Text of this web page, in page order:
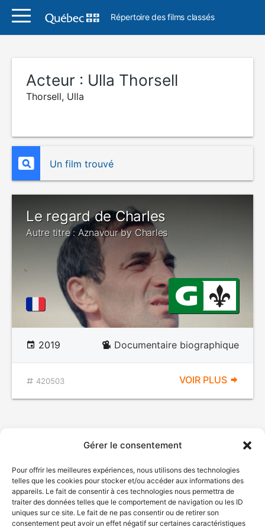
Gérer le consentement
Pour offrir les meilleures expériences, nous utilisons des technologies
telles que les cookies pour stocker et/ou accéder aux informations des
appareils. Le fait de consentir à ces technologies nous permettra de
traiter des données telles que le comportement de navigation ou les ID
uniques sur ce site. Le fait de ne pas consentir ou de retirer son
consentement peut avoir un effet négatif sur certaines caractéristiques
Répertoire des films classés
Acteur : Ulla Thorsell
Thorsell, Ulla
Un film trouvé
Le regard de Charles
Autre titre : Aznavour by Charles
2019 Documentaire biographique
420503 VOIR PLUS